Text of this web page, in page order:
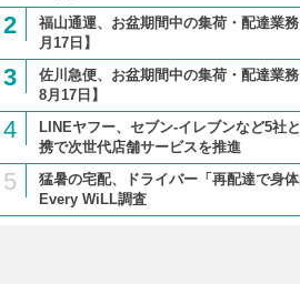
2
福山通運、お盆期間中の集荷・配達業
月17日】
3
佐川急便、お盆期間中の集荷・配達業
8月17日】
4
LINEヤフー、セブン-イレブンなど5
携で次世代店舗サービスを推進
5
猛暑の宅配、ドライバー「再配達で身
Every WiLL調査